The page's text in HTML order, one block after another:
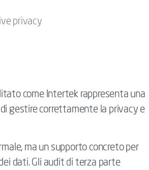
privacy
come Intertek rappresenta una
gestire correttamente la privacy e
ma un supporto concreto per
dati. Gli audit di terza parte